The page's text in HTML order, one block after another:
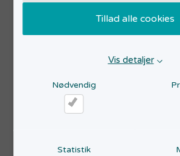
Tillad alle cookies
Vis detaljer
Nødvendig
Statistik
dig et indblik i iværksætterlivet og
nogle af vores events har du også
netværke med succesfulde
fortrolighed.
aldrig at få nye øjne på din